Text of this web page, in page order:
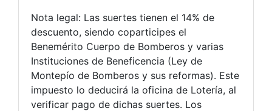
Nota legal: Las suertes tienen el 14% de
descuento, siendo coparticipes el
Benemérito Cuerpo de Bomberos y varias
Instituciones de Beneficencia (Ley de
Montepío de Bomberos y sus reformas). Este
impuesto lo deducirá la oficina de Lotería, al
verificar pago de dichas suertes. Los